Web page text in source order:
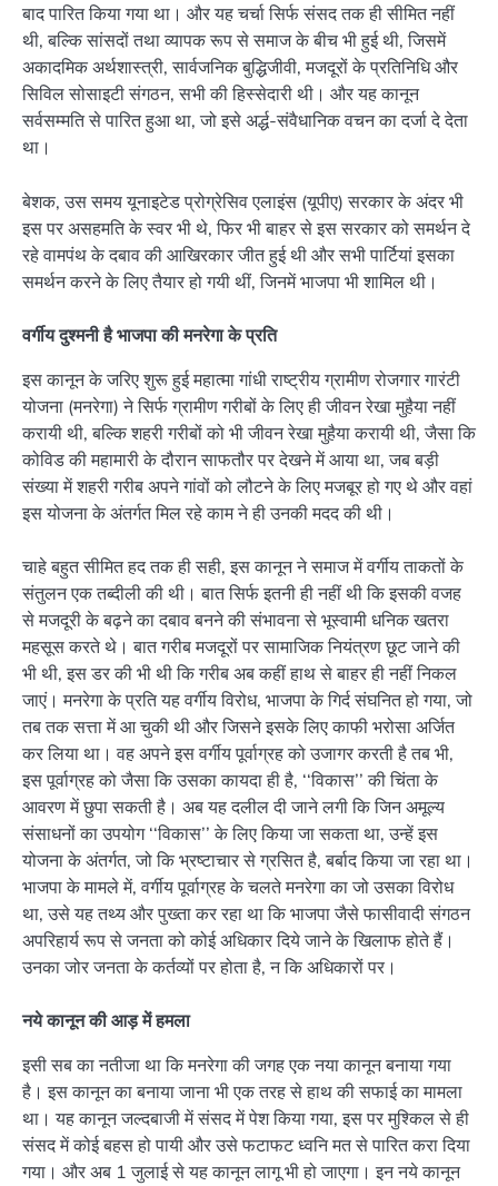
बाद पारित किया गया था। और यह चर्चा सिर्फ संसद तक ही सीमित नहीं
थी, बल्कि सांसदों तथा व्यापक रूप से समाज के बीच भी हुई थी, जिसमें
अकादमिक अर्थशास्त्री, सार्वजनिक बुद्धिजीवी, मजदूरों के प्रतिनिधि और
सिविल सोसाइटी संगठन, सभी की हिस्सेदारी थी। और यह कानून
सर्वसम्मति से पारित हुआ था, जो इसे अर्द्ध-संवैधानिक वचन का दर्जा दे देता
था।
बेशक, उस समय यूनाइटेड प्रोग्रेसिव एलाइंस (यूपीए) सरकार के अंदर भी
इस पर असहमति के स्वर भी थे, फिर भी बाहर से इस सरकार को समर्थन दे
रहे वामपंथ के दबाव की आखिरकार जीत हुई थी और सभी पार्टियां इसका
समर्थन करने के लिए तैयार हो गयी थीं, जिनमें भाजपा भी शामिल थी।
वर्गीय दुश्मनी है भाजपा की मनरेगा के प्रति
इस कानून के जरिए शुरू हुई महात्मा गांधी राष्ट्रीय ग्रामीण रोजगार गारंटी
योजना (मनरेगा) ने सिर्फ ग्रामीण गरीबों के लिए ही जीवन रेखा मुहैया नहीं
करायी थी, बल्कि शहरी गरीबों को भी जीवन रेखा मुहैया करायी थी, जैसा कि
कोविड की महामारी के दौरान साफतौर पर देखने में आया था, जब बड़ी
संख्या में शहरी गरीब अपने गांवों को लौटने के लिए मजबूर हो गए थे और वहां
इस योजना के अंतर्गत मिल रहे काम ने ही उनकी मदद की थी।
चाहे बहुत सीमित हद तक ही सही, इस कानून ने समाज में वर्गीय ताकतों के
संतुलन एक तब्दीली की थी। बात सिर्फ इतनी ही नहीं थी कि इसकी वजह
से मजदूरी के बढ़ने का दबाव बनने की संभावना से भूस्वामी धनिक खतरा
महसूस करते थे। बात गरीब मजदूरों पर सामाजिक नियंत्रण छूट जाने की
भी थी, इस डर की भी थी कि गरीब अब कहीं हाथ से बाहर ही नहीं निकल
जाएं। मनरेगा के प्रति यह वर्गीय विरोध, भाजपा के गिर्द संघनित हो गया, जो
तब तक सत्ता में आ चुकी थी और जिसने इसके लिए काफी भरोसा अर्जित
कर लिया था। वह अपने इस वर्गीय पूर्वाग्रह को उजागर करती है तब भी,
इस पूर्वाग्रह को जैसा कि उसका कायदा ही है, ‘‘विकास’’ की चिंता के
आवरण में छुपा सकती है। अब यह दलील दी जाने लगी कि जिन अमूल्य
संसाधनों का उपयोग ‘‘विकास’’ के लिए किया जा सकता था, उन्हें इस
योजना के अंतर्गत, जो कि भ्रष्टाचार से ग्रसित है, बर्बाद किया जा रहा था।
भाजपा के मामले में, वर्गीय पूर्वाग्रह के चलते मनरेगा का जो उसका विरोध
था, उसे यह तथ्य और पुख्ता कर रहा था कि भाजपा जैसे फासीवादी संगठन
अपरिहार्य रूप से जनता को कोई अधिकार दिये जाने के खिलाफ होते हैं।
उनका जोर जनता के कर्तव्यों पर होता है, न कि अधिकारों पर।
नये कानून की आड़ में हमला
इसी सब का नतीजा था कि मनरेगा की जगह एक नया कानून बनाया गया
है। इस कानून का बनाया जाना भी एक तरह से हाथ की सफाई का मामला
था। यह कानून जल्दबाजी में संसद में पेश किया गया, इस पर मुश्किल से ही
संसद में कोई बहस हो पायी और उसे फटाफट ध्वनि मत से पारित करा दिया
गया। और अब 1 जुलाई से यह कानून लागू भी हो जाएगा। इन नये कानून